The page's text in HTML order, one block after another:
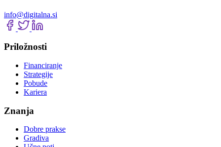
info@digitalna.si
Priložnosti
Financiranje
Strategije
Pobude
Kariera
Znanja
Dobre prakse
Gradiva